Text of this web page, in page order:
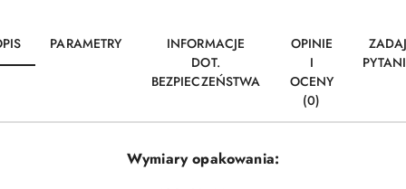
PARAMETRY
INFORMACJE
DOT.
BEZPIECZEŃSTWA
OPINIE
I
OCENY
(0)
Wymiary opakowania: